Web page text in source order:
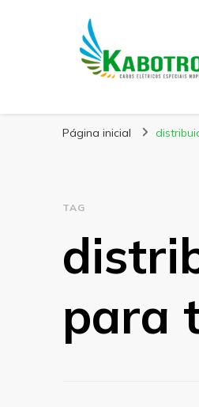
Página inicial
TAG
para